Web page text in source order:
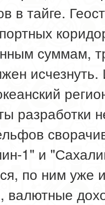
в тайге.
суммам,
разработки
1" и
по ним уже
валютные